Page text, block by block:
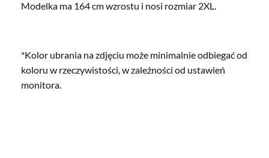
Modelka ma 164 cm wzrostu i nosi rozmiar 2XL.
*Kolor ubrania na zdjęciu może minimalnie odbiegać od
koloru w rzeczywistości, w zależności od ustawień
monitora.